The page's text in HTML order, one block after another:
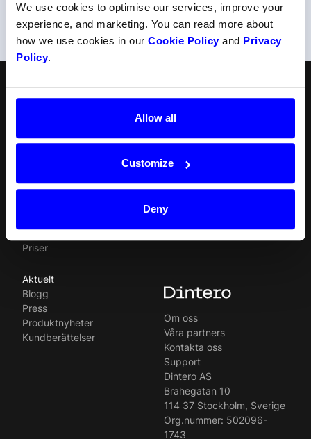
We use cookies to optimise our services, improve your
experience, and marketing. You can read more about
how we use cookies in our Cookie Policyand Privacy
Policy.
Allow all
Customize
Deny
Eller ring oss på +47 22 34 34 54
Svenska
Checkout
Loyalty
MyDintero
Priser
API
Betalningsmetoder
Förbjudna verksamheter
Karriärer
Driftstatus
Aktuelt
Blogg
Press
Produktnyheter
Kundberättelser
Om oss
Våra partners
Kontakta oss
Support
Dintero AS
Brahegatan 10
114 37 Stockholm, Sverige
Org.nummer: 502096-
1743